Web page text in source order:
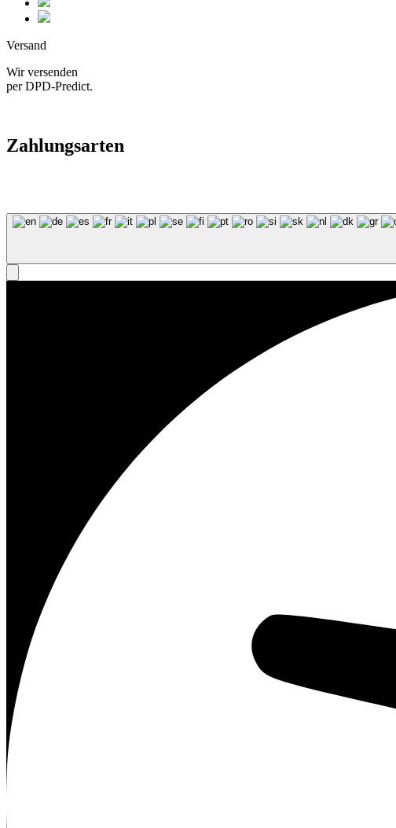
Versand
Wir versenden
per DPD-Predict.
Zahlungsarten